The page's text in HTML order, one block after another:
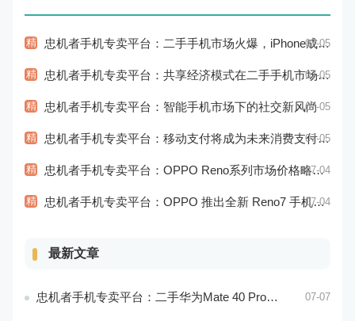
精 忠机者手机专卖平台：二手手机市场火爆，iPhone成为最受欢迎的品牌07-05
精 忠机者手机专卖平台：共享经济模式在二手手机市场的应用和探索07-05
精 忠机者手机专卖平台：智能手机市场下的社交新风尚07-05
精 忠机者手机专卖平台：移动支付将成为未来消费支付的主流方式07-05
精 忠机者手机专卖平台：OPPO Reno系列市场价格略有回升07-04
精 忠机者手机专卖平台：OPPO 推出全新 Reno7 手机，搭载高端配置07-04
最新文章
忠机者手机专卖平台：二手华为Mate 40 Pro市场价格持续波动 07-07